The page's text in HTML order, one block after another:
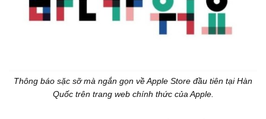
Thông báo sặc sỡ mà ngắn gọn về Apple Store đầu tiên tại Hàn
Quốc trên trang web chính thức của Apple.